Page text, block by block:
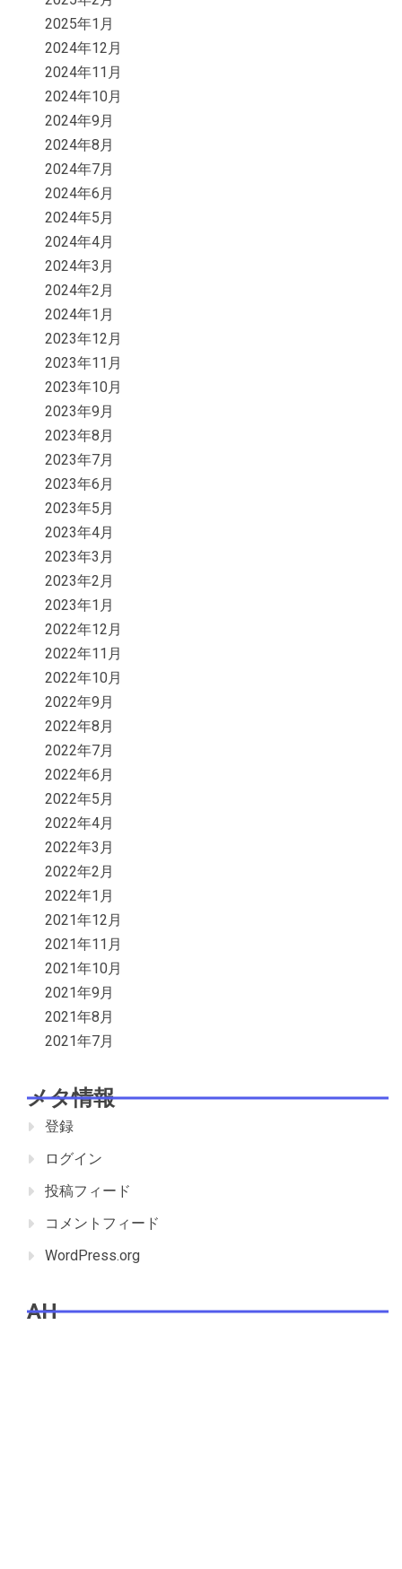
2025年1月
2024年12月
2024年11月
2024年10月
2024年9月
2024年8月
2024年7月
2024年6月
2024年5月
2024年4月
2024年3月
2024年2月
2024年1月
2023年12月
2023年11月
2023年10月
2023年9月
2023年8月
2023年7月
2023年6月
2023年5月
2023年4月
2023年3月
2023年2月
2023年1月
2022年12月
2022年11月
2022年10月
2022年9月
2022年8月
2022年7月
2022年6月
2022年5月
2022年4月
2022年3月
2022年2月
2022年1月
2021年12月
2021年11月
2021年10月
2021年9月
2021年8月
2021年7月
メタ情報
登録
ログイン
投稿フィード
コメントフィード
WordPress.org
AH